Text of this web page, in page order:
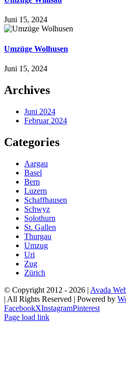
Juni 15, 2024
Umzüge Wolhusen
Juni 15, 2024
Archives
Juni 2024
Februar 2024
Categories
Aargau
Basel
Bern
Luzern
Schaffhausen
Schwyz
Solothurn
St. Gallen
Thurgau
Umzug
Uri
Zug
Zürich
© Copyright 2012 - 2026 | Avada
| All Rights Reserved | Powered by
FacebookXInstagramPinterest
Page load link